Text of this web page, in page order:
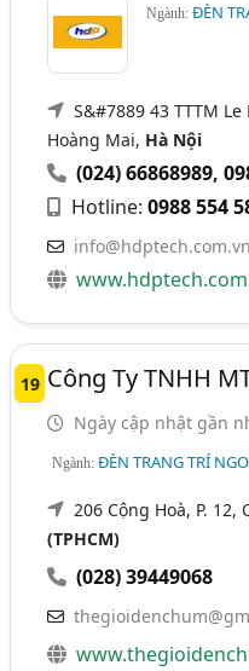
Ngành:ĐÈN
S&#7889 43 TTTM Le
Hoàng Mai, Hà Nội
(024) 66868989,
Hotline:0988 554
info@hdptech.com.vn
19 Công Ty TNHH
Ngày cập nhật gần
Ngành:ĐÈN TRANG TRÍ
206 Cộng Hoà, P. 12,
(TPHCM)
(028) 39449068